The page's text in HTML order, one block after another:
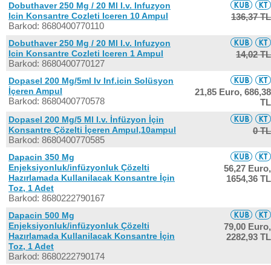
Dobuthaver 250 Mg / 20 Ml I.v. Infuzyon
Icin Konsantre Cozleti Iceren 10 Ampul
Barkod: 8680400770110
136,37 TL
Dobuthaver 250 Mg / 20 Ml I.v. Infuzyon
Icin Konsantre Cozleti Iceren 1 Ampul
Barkod: 8680400770127
14,02 TL
Dopasel 200 Mg/5ml Iv Inf.icin Solüsyon
İçeren Ampul
Barkod: 8680400770578
21,85 Euro, 686,38
TL
Dopasel 200 Mg/5 Ml I.v. İnfüzyon İçin
Konsantre Çözelti İçeren Ampul,10ampul
Barkod: 8680400770585
0 TL
Dapacin 350 Mg
Enjeksiyonluk/infüzyonluk Çözelti
Hazırlamada Kullanilacak Konsantre İçin
Toz, 1 Adet
Barkod: 8680222790167
56,27 Euro,
1654,36 TL
Dapacin 500 Mg
Enjeksiyonluk/infüzyonluk Çözelti
Hazırlamada Kullanilacak Konsantre İçin
Toz, 1 Adet
Barkod: 8680222790174
79,00 Euro,
2282,93 TL